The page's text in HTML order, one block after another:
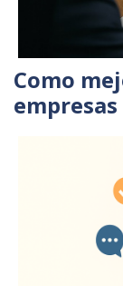
Como
empresas